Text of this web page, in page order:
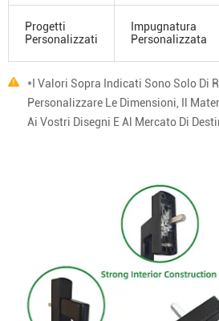
Progetti
Personalizzati
Impugnatura
Personalizzata
*I Valori Sopra Indicati Sono Solo Di
Personalizzare Le Dimensioni, Il
Ai Vostri Disegni E Al Mercato Di